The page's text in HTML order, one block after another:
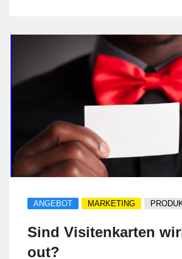
bewusst ist. Wir planen, schalten
betreuen beide Kanäle. Wir richten
Conversion-Tracking ein,
Anzeigentexte und optimieren
Das Werbebudget bleibt unter Ihrer
Kontrolle. Sie sehen jederzeit, was
Werbung kostet und welche
bringt.
ANGEBOT MARKETING
Sind Visitenkarten
out?